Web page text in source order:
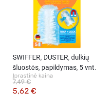
SWIFFER, DUSTER, dulkių
šluostės, papildymas, 5 vnt.
Įprastinė kaina
5,62 €
7,49 €